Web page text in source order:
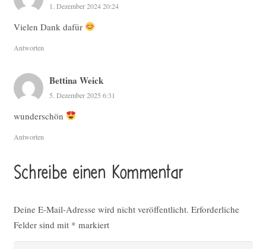
1. Dezember 2024 20:24
Vielen Dank dafür
Antworten
Bettina Weick
5. Dezember 2025 6:31
wunderschön
Antworten
Schreibe einen Kommentar
Deine E-Mail-Adresse wird nicht veröffentlicht. Erforderliche
Felder sind mit * markiert